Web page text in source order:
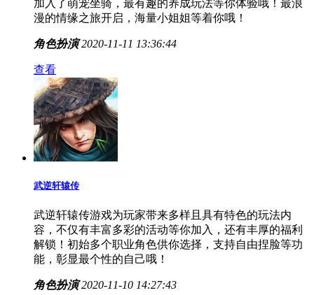
加入了萌宠坐骑，最有趣的养成玩法等你体验哦！最浪
漫的情缘之旅开启，海量小姐姐等着你哦！
角色扮演 2020-11-11 13:36:44
查看
武逆轩辕传
武逆轩辕传游戏为玩家带来多样且具有特色的玩法内
容，不仅有丰富多彩的活动等你加入，还有丰厚的福利
解锁！初始多个职业角色供你选择，支持自由捏脸等功
能，彰显最个性的自己哦！
角色扮演 2020-11-10 14:27:43